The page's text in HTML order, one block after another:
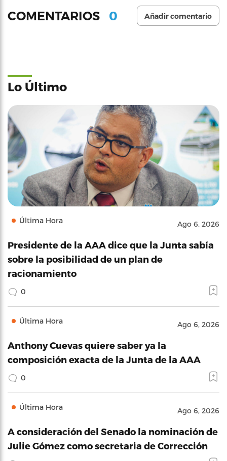
COMENTARIOS 0 Añadir comentario
Lo Último
Última Hora Ago 6, 2026
Presidente de la AAA dice que la Junta sabía
sobre la posibilidad de un plan de
racionamiento
0
Última Hora Ago 6, 2026
Anthony Cuevas quiere saber ya la
composición exacta de la Junta de la AAA
0
Última Hora Ago 6, 2026
A consideración del Senado la nominación de
Julie Gómez como secretaria de Corrección